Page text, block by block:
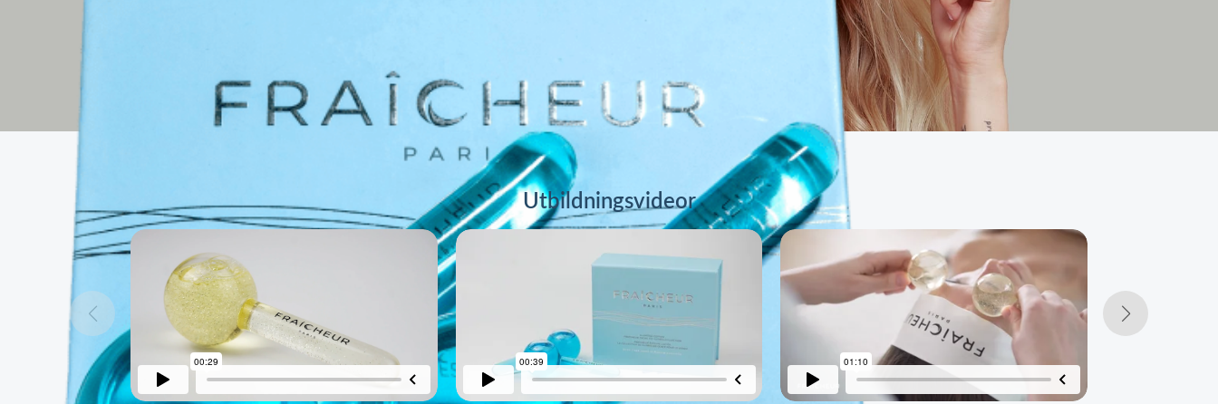
Utbildningsvideor